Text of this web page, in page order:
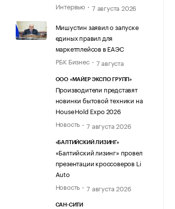
Интервью
7 августа 2026
Мишустин заявил о запуске
единых правил для
маркетплейсов в ЕАЭС
РБК Бизнес
7 августа
ООО «МАЙЕР ЭКСПО ГРУПП»
Производители представят
новинки бытовой техники на
HouseHold Expo 2026
Новость
7 августа 2026
«БАЛТИЙСКИЙ ЛИЗИНГ»
«Балтийский лизинг» провел
презентации кроссоверов Li
Auto
Новость
7 августа 2026
САН-СИТИ